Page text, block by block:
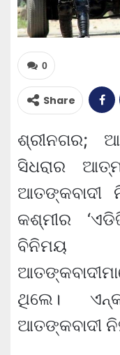
0
Share
ଶ୍ରୀନଗର;
ସିଧରାର
ଆତଙ୍କବାଦୀ
କଶ୍ମୀର
ବିନିମୟ
ଥିଲେ।
ଆତଙ୍କବାଦୀ